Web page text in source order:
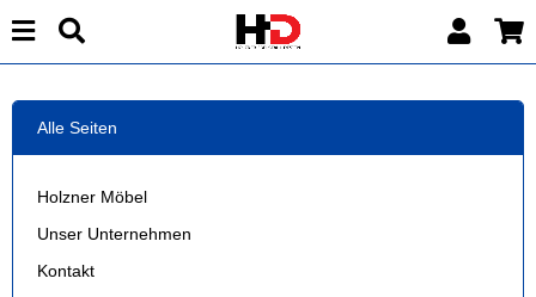
Alle Seiten
Holzner Möbel
Unser Unternehmen
Kontakt